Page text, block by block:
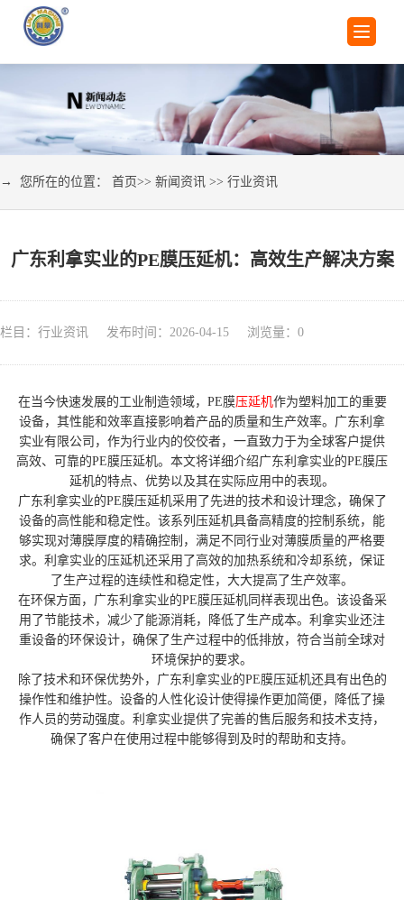
→ 您所在的位置： 首页>> 新闻资讯 >> 行业资讯
广东利拿实业的PE膜压延机：高效生产解决方案
栏目：行业资讯 发布时间：2026-04-15 浏览量： 0
在当今快速发展的工业制造领域，PE膜压延机作为塑料加工的重要
设备，其性能和效率直接影响着产品的质量和生产效率。广东利拿
实业有限公司，作为行业内的佼佼者，一直致力于为全球客户提供
高效、可靠的PE膜压延机。本文将详细介绍广东利拿实业的PE膜压
延机的特点、优势以及其在实际应用中的表现。
广东利拿实业的PE膜压延机采用了先进的技术和设计理念，确保了
设备的高性能和稳定性。该系列压延机具备高精度的控制系统，能
够实现对薄膜厚度的精确控制，满足不同行业对薄膜质量的严格要
求。利拿实业的压延机还采用了高效的加热系统和冷却系统，保证
了生产过程的连续性和稳定性，大大提高了生产效率。
在环保方面，广东利拿实业的PE膜压延机同样表现出色。该设备采
用了节能技术，减少了能源消耗，降低了生产成本。利拿实业还注
重设备的环保设计，确保了生产过程中的低排放，符合当前全球对
环境保护的要求。
除了技术和环保优势外，广东利拿实业的PE膜压延机还具有出色的
操作性和维护性。设备的人性化设计使得操作更加简便，降低了操
作人员的劳动强度。利拿实业提供了完善的售后服务和技术支持，
确保了客户在使用过程中能够得到及时的帮助和支持。